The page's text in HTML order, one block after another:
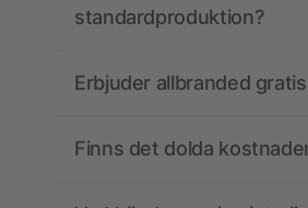
standardproduktion?
Erbjuder allbranded
Finns det dolda